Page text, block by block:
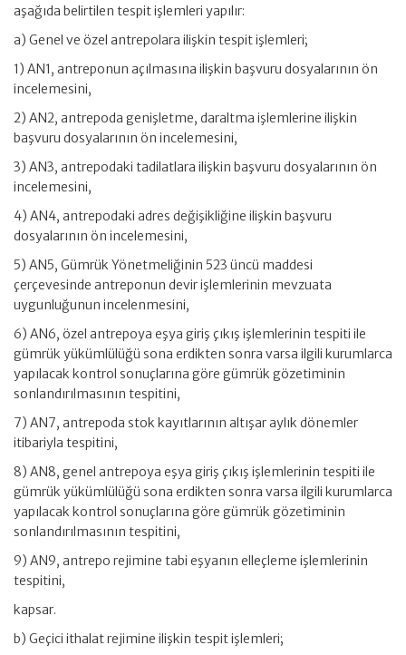
aşağıda belirtilen tespit işlemleri yapılır:
a) Genel ve özel antrepolara ilişkin tespit işlemleri;
1) AN1, antreponun açılmasına ilişkin başvuru dosyalarının ön
incelemesini,
2) AN2, antrepoda genişletme, daraltma işlemlerine ilişkin
başvuru dosyalarının ön incelemesini,
3) AN3, antrepodaki tadilatlara ilişkin başvuru dosyalarının ön
incelemesini,
4) AN4, antrepodaki adres değişikliğine ilişkin başvuru
dosyalarının ön incelemesini,
5) AN5, Gümrük Yönetmeliğinin 523 üncü maddesi
çerçevesinde antreponun devir işlemlerinin mevzuata
uygunluğunun incelenmesini,
6) AN6, özel antrepoya eşya giriş çıkış işlemlerinin tespiti ile
gümrük yükümlülüğü sona erdikten sonra varsa ilgili kurumlarca
yapılacak kontrol sonuçlarına göre gümrük gözetiminin
sonlandırılmasının tespitini,
7) AN7, antrepoda stok kayıtlarının altışar aylık dönemler
itibariyla tespitini,
8) AN8, genel antrepoya eşya giriş çıkış işlemlerinin tespiti ile
gümrük yükümlülüğü sona erdikten sonra varsa ilgili kurumlarca
yapılacak kontrol sonuçlarına göre gümrük gözetiminin
sonlandırılmasının tespitini,
9) AN9, antrepo rejimine tabi eşyanın elleçleme işlemlerinin
tespitini,
kapsar.
b) Geçici ithalat rejimine ilişkin tespit işlemleri;